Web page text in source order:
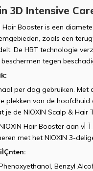
3D Intensive
Hair Booster is een
zoals een
De HBT technologie
tegen
per dag gebruiken.
plekken van de
je de NIOXIN Scalp & Hair
Hair Booster aan
met het NIOXIN 3-
Benzyl